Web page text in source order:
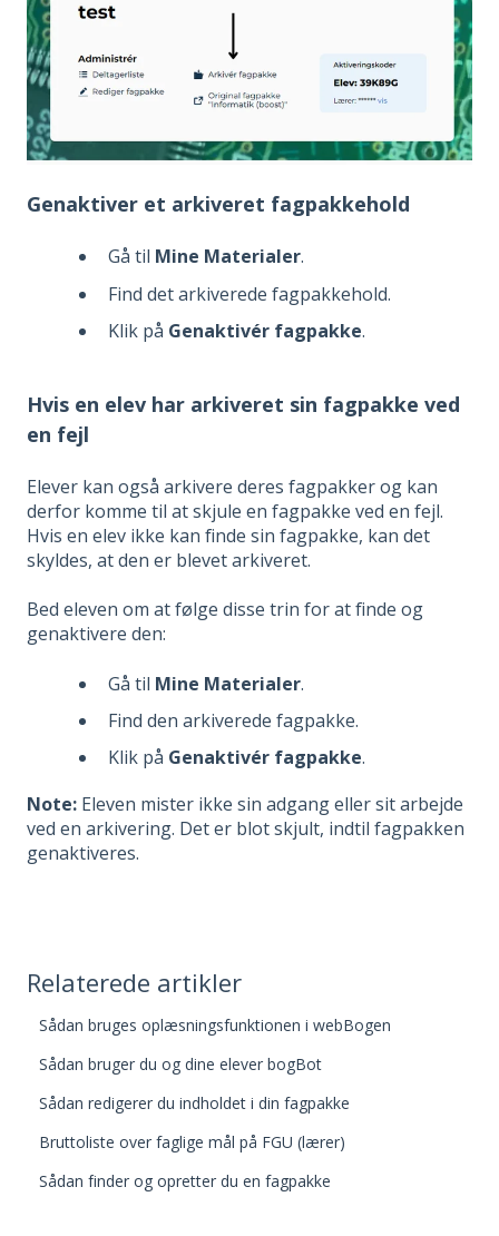
Genaktiver et arkiveret fagpakkehold
Gå til Mine Materialer.
Find det arkiverede fagpakkehold.
Klik på Genaktivér fagpakke.
Hvis en elev har arkiveret sin fagpakke ved
en fejl
Elever kan også arkivere deres fagpakker og kan
derfor komme til at skjule en fagpakke ved en fejl.
Hvis en elev ikke kan finde sin fagpakke, kan det
skyldes, at den er blevet arkiveret.
Bed eleven om at følge disse trin for at finde og
genaktivere den:
Gå til Mine Materialer.
Find den arkiverede fagpakke.
Klik på Genaktivér fagpakke.
Note: Eleven mister ikke sin adgang eller sit arbejde
ved en arkivering. Det er blot skjult, indtil fagpakken
genaktiveres.
Relaterede artikler
Sådan bruges oplæsningsfunktionen i webBogen
Sådan bruger du og dine elever bogBot
Sådan redigerer du indholdet i din fagpakke
Bruttoliste over faglige mål på FGU (lærer)
Sådan finder og opretter du en fagpakke